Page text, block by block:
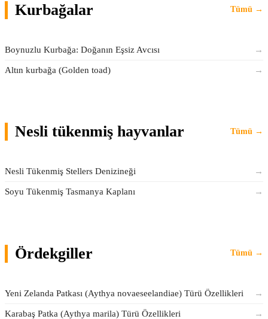
Kurbağalar Tümü →
Boynuzlu Kurbağa: Doğanın Eşsiz Avcısı →
Altın kurbağa (Golden toad) →
Nesli tükenmiş hayvanlar Tümü →
Nesli Tükenmiş Stellers Denizineği →
Soyu Tükenmiş Tasmanya Kaplanı →
Ördekgiller Tümü →
Yeni Zelanda Patkası (Aythya novaeseelandiae) Türü Özellikleri →
Karabaş Patka (Aythya marila) Türü Özellikleri →